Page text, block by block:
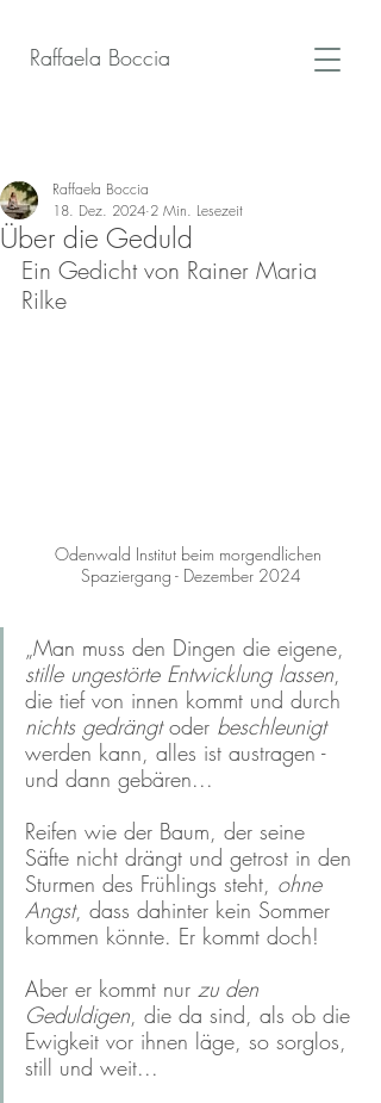
Raffaela Boccia
Über die Geduld
Raffaela Boccia
18. Dez. 2024 2 Min. Lesezeit
Ein Gedicht von Rainer Maria
Rilke
Odenwald Institut beim morgendlichen
Spaziergang - Dezember 2024
„Man muss den Dingen die eigene,
stille ungestörte Entwicklung lassen
die tief von innen kommt und durch
nichts gedrängt oder beschleunigt
werden kann, alles ist austragen -
und dann gebären...
Reifen wie der Baum, der seine
Säfte nicht drängt und getrost in den
Sturmen des Frühlings steht, ohne
Angst, dass dahinter kein Sommer
kommen könnte. Er kommt doch!
Aber er kommt nur zu den
Geduldigen , die da sind, als ob die
Ewigkeit vor ihnen läge, so sorglos,
still und weit...